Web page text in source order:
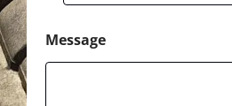
Message